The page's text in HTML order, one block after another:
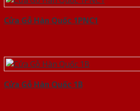
Cửa Gỗ Hàn Quốc 1PNC1
Cửa Gỗ Hàn Quốc 1B